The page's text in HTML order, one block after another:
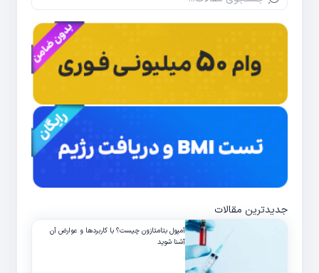
جدیدترین مقالات
آمپول بتامتازون چیست؟ با کاربردها و عوارض آن
آشنا شوید